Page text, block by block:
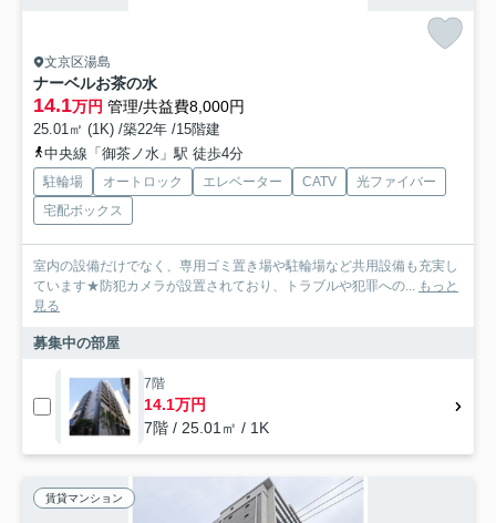
文京区湯島
ナーベルお茶の水
14.1万円 管理/共益費8,000円
25.01㎡ (1K) /築22年 /15階建
中央線「御茶ノ水」駅 徒歩4分
駐輪場 オートロック エレベーター CATV
光ファイバー
宅配ボックス
室内の設備だけでなく、専用ゴミ置き場や駐輪場など共用設備も充実し
ています★防犯カメラが設置されており、トラブルや犯罪への... もっと
見る
募集中の部屋
7階
14.1万円
7階 / 25.01㎡ / 1K
賃貸マンション